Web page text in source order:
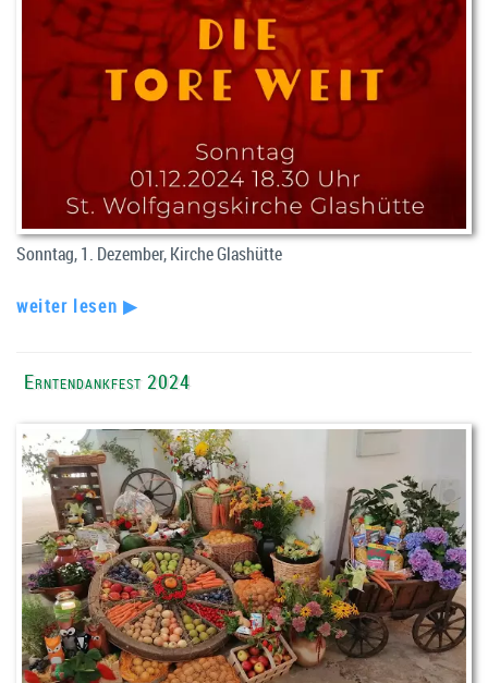
Sonntag, 1. Dezember, Kirche Glashütte
weiter lesen ▶
Erntendankfest 2024